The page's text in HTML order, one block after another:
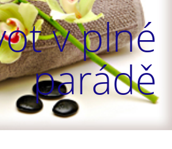
v plné
parádě